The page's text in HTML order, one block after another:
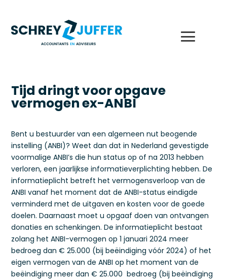
Tijd dringt voor opgave
vermogen ex-ANBI
Bent u bestuurder van een algemeen nut beogende
instelling (ANBI)? Weet dan dat in Nederland gevestigde
voormalige ANBI’s die hun status op of na 2013 hebben
verloren, een jaarlijkse informatieverplichting hebben. De
informatieplicht betreft het vermogensverloop van de
ANBI vanaf het moment dat de ANBI-status eindigde
verminderd met de uitgaven en kosten voor de goede
doelen. Daarnaast moet u opgaaf doen van ontvangen
donaties en schenkingen. De informatieplicht bestaat
zolang het ANBI-vermogen op 1 januari 2024 meer
bedroeg dan € 25.000 (bij beëindiging vóór 2024) of het
eigen vermogen van de ANBI op het moment van de
beëindiging meer dan € 25.000 bedroeg (bij beëindiging